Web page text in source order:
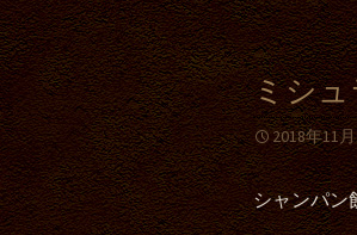
ミシ
2018年11
シャンパン